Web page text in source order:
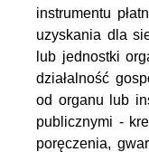
instrumentu
uzyskania dla
lub jednostki
działalność
od organu lub
publicznymi -
poręczenia,